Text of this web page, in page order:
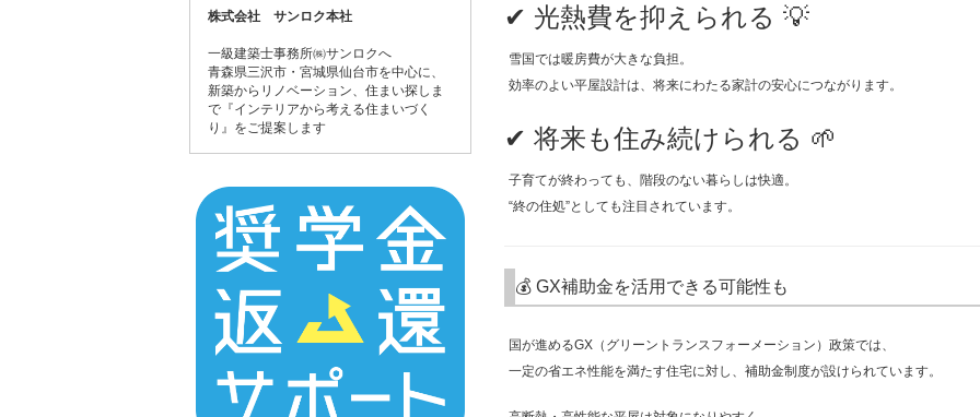
✔ 光熱費を抑えられる 💡
雪国では暖房費が大きな負担。
効率のよい平屋設計は、将来にわたる家計の安心につながります。
✔ 将来も住み続けられる 🌱
子育てが終わっても、階段のない暮らしは快適。
“終の住処”としても注目されています。
💰 GX補助金を活用できる可能性も
国が進めるGX（グリーントランスフォーメーション）政策では、
一定の省エネ性能を満たす住宅に対し、補助金制度が設けられています。
株式会社 サンロク本社
一級建築士事務所㈱サンロクへ
青森県三沢市・宮城県仙台市を中心に、
新築からリノベーション、住まい探しま
で『インテリアから考える住まいづく
り』をご提案します